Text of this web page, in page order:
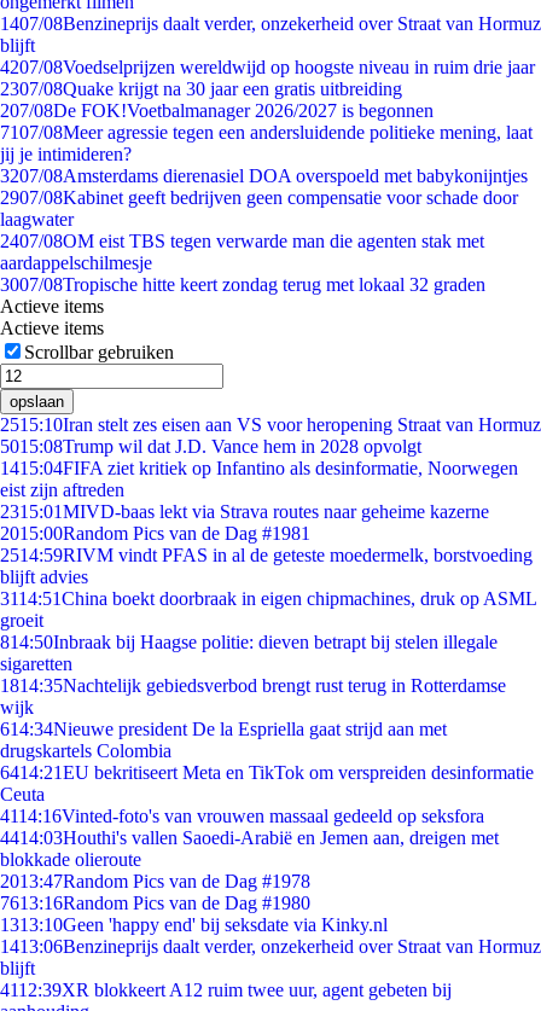
1407/08Benzineprijs daalt verder, onzekerheid over Straat van Hormuz
blijft
4207/08Voedselprijzen wereldwijd op hoogste niveau in ruim drie jaar
2307/08Quake krijgt na 30 jaar een gratis uitbreiding
207/08De FOK!Voetbalmanager 2026/2027 is begonnen
7107/08Meer agressie tegen een andersluidende politieke mening, laat
jij je intimideren?
3207/08Amsterdams dierenasiel DOA overspoeld met babykonijntjes
2907/08Kabinet geeft bedrijven geen compensatie voor schade door
laagwater
2407/08OM eist TBS tegen verwarde man die agenten stak met
aardappelschilmesje
3007/08Tropische hitte keert zondag terug met lokaal 32 graden
Actieve items
Actieve items
Scrollbar gebruiken
opslaan
2515:10Iran stelt zes eisen aan VS voor heropening Straat van Hormuz
5015:08Trump wil dat J.D. Vance hem in 2028 opvolgt
1415:04FIFA ziet kritiek op Infantino als desinformatie, Noorwegen
eist zijn aftreden
2315:01MIVD-baas lekt via Strava routes naar geheime kazerne
2015:00Random Pics van de Dag #1981
2514:59RIVM vindt PFAS in al de geteste moedermelk, borstvoeding
blijft advies
3114:51China boekt doorbraak in eigen chipmachines, druk op ASML
groeit
814:50Inbraak bij Haagse politie: dieven betrapt bij stelen illegale
sigaretten
1814:35Nachtelijk gebiedsverbod brengt rust terug in Rotterdamse
wijk
614:34Nieuwe president De la Espriella gaat strijd aan met
drugskartels Colombia
6414:21EU bekritiseert Meta en TikTok om verspreiden desinformatie
Ceuta
4114:16Vinted-foto's van vrouwen massaal gedeeld op seksfora
4414:03Houthi's vallen Saoedi-Arabië en Jemen aan, dreigen met
blokkade olieroute
2013:47Random Pics van de Dag #1978
7613:16Random Pics van de Dag #1980
1313:10Geen 'happy end' bij seksdate via Kinky.nl
1413:06Benzineprijs daalt verder, onzekerheid over Straat van Hormuz
blijft
4112:39XR blokkeert A12 ruim twee uur, agent gebeten bij